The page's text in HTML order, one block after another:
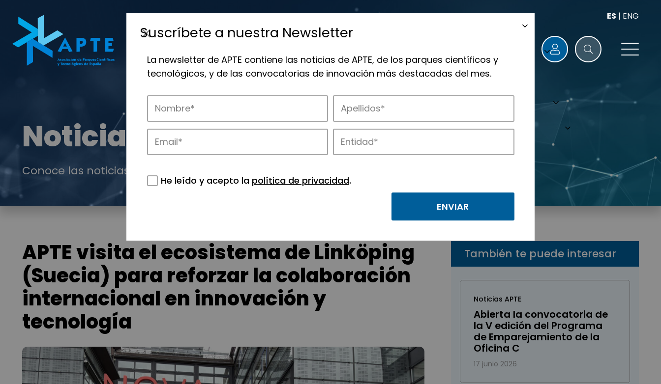
ES | ENG
Noticias
Conoce las noticias más destacadas de APTE y sus parques científicos y tecnológicos.
APTE visita el ecosistema de Linköping
(Suecia) para reforzar la colaboración
internacional en innovación y
tecnología
También te puede interesar
Noticias APTE
Abierta la convocatoria de
la V edición del Programa
de Emparejamiento de la
Oficina C
17 junio 2026
Suscríbete a nuestra Newsletter
La newsletter de APTE contiene las noticias de APTE, de los parques científicos y
tecnológicos, y de las convocatorias de innovación más destacadas del mes.
He leído y acepto la política de privacidad.